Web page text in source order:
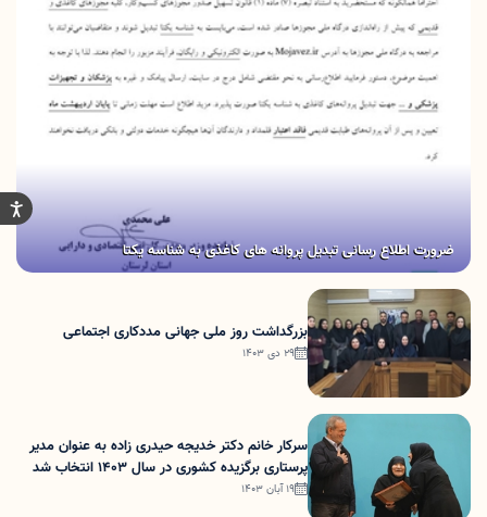
ضرورت اطلاع رسانی تبدیل پروانه های کاغذی به شناسه یکتا
بزرگداشت روز ملی جهانی مددکاری اجتماعی
29 دی 1403
سرکار خانم دکتر خدیجه حیدری زاده به عنوان مدیر
پرستاری برگزیده کشوری در سال 1403 انتخاب شد
19 آبان 1403